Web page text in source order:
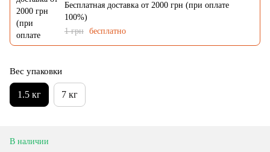
Бесплатная доставка от 2000 грн (при оплате
100%)
1 грн
бесплатно
Вес упаковки
1.5 кг 7 кг
В наличии